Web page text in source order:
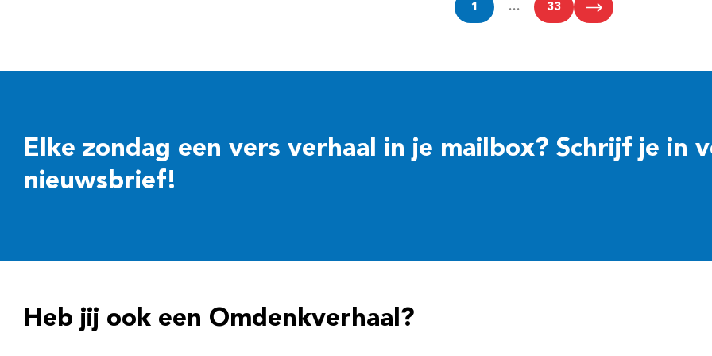
1 … 33
Elke zondag een vers verhaal in je mailbox? Schrijf je in
nieuwsbrief!
Heb jij ook een Omdenkverhaal?